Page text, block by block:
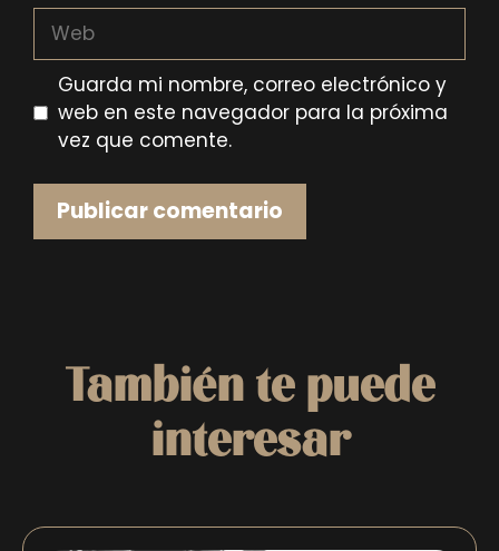
Web
Guarda mi nombre, correo electrónico y
web en este navegador para la próxima
vez que comente.
También te puede
interesar